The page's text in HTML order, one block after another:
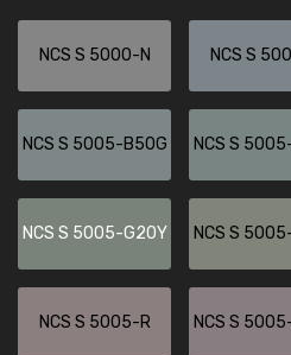
NCS S 5000-N NCS S
NCS S 5005-B50G NCS S
NCS S 5005-G20Y NCS S
NCS S 5005-R NCS S